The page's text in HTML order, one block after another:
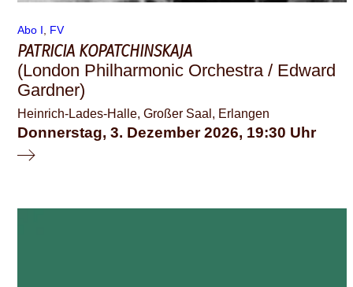
Abo I, FV
PATRICIA KOPATCHINSKAJA
(London Philharmonic Orchestra / Edward
Gardner)
Heinrich-Lades-Halle, Großer Saal, Erlangen
Donnerstag, 3. Dezember 2026 19:30